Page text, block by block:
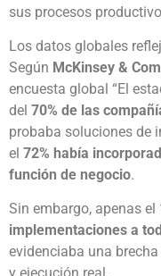
sus procesos
Los datos globales
Según McKinsey &
encuesta global “El
del 70% de las
probaba soluciones de
el 72% había
función de negocio.
Sin embargo, apenas el
implementaciones a
evidenciaba una